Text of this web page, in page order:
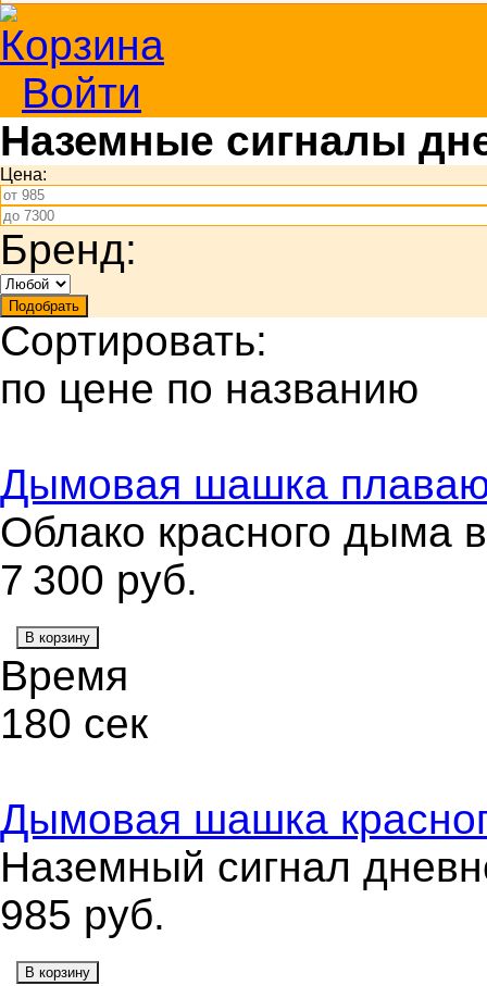
Войти
Наземные сигналы
Цена:
Бренд:
Сортировать:
по цене по названию
Дымовая шашка
Облако красного дыма
7 300 руб.
В корзину
Время
180 сек
Дымовая шашка
Наземный сигнал
985 руб.
В корзину